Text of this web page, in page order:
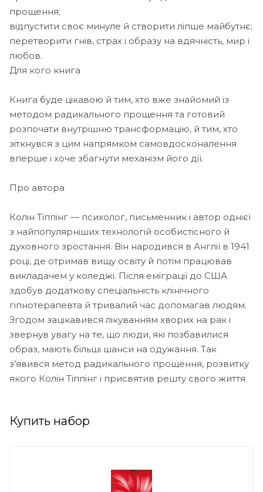
прощення;
відпустити своє минуле й створити ліпше майбутнє;
перетворити гнів, страх і образу на вдячність, мир і
любов.
Для кого книга
Книга буде цікавою й тим, хто вже знайомий із
методом радикального прощення та готовий
розпочати внутрішню трансформацію, й тим, хто
зіткнувся з цим напрямком самовдосконалення
вперше і хоче збагнути механізм його дії.
Про автора
Колін Тіппінг — психолог, письменник і автор однієї
з найпопулярніших технологій особистісного й
духовного зростання. Він народився в Англії в 1941
році, де отримав вищу освіту й потім працював
викладачем у коледжі. Після еміграції до США
здобув додаткову спеціальність клінічного
гіпнотерапевта й тривалий час допомагав людям.
Згодом зацікавився лікуванням хворих на рак і
звернув увагу на те, що люди, які позбавилися
образ, мають більші шанси на одужання. Так
з’явився метод радикального прощення, розвитку
якого Колін Тіппінг і присвятив решту свого життя.
Купить набор